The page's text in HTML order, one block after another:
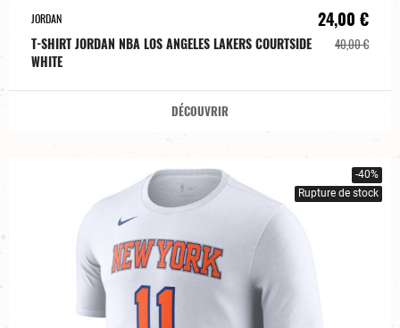
JORDAN
T-SHIRT JORDAN NBA LOS ANGELES LAKERS COURTSIDE
WHITE
24,00 €
40,00 €
DÉCOUVRIR
-40%
Rupture de stock